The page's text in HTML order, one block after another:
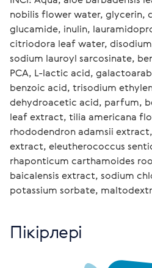
nobilis flower water, glycerin,
glucamide, inulin,
citriodora leaf water,
sodium lauroyl sarcosinate,
PCA, L-lactic acid,
benzoic acid, trisodium
dehydroacetic acid, parfum,
leaf extract, tilia americana
rhododendron adamsii
extract, eleutherococcus
rhaponticum carthamoides
baicalensis extract, sodium
potassium sorbate,
Пікірлері